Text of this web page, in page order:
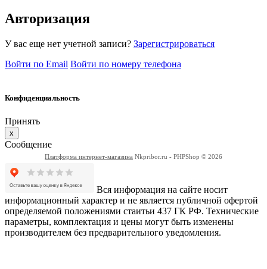
Авторизация
У вас еще нет учетной записи? Зарегистрироваться
Войти по Email Войти по номеру телефона
Конфиденциальность
Принять
x
Сообщение
Платформа интернет-магазина Nkpribor.ru - PHPShop © 2026
Вся информация на сайте носит
информационный характер и не является публичной офертой
определяемой положениями стаитьи 437 ГК РФ. Технические
параметры, комплектация и цены могут быть изменены
производителем без предварительного уведомления.